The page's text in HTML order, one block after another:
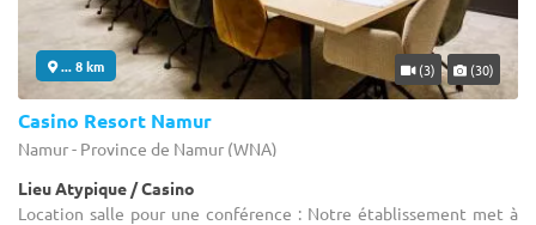
... 8 km (3) (30)
Casino Resort Namur
Namur - Province de Namur (WNA)
Lieu Atypique / Casino
Location salle pour une conférence : Notre établissement met à